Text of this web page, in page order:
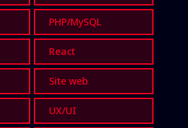
PHP/MySQL
React
Site web
UX/UI